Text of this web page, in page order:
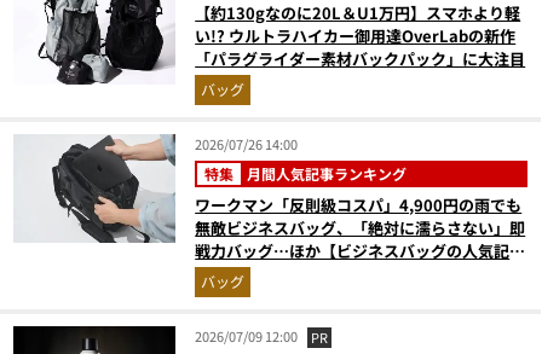
【約130gなのに20L＆U1万円】スマホより軽
い!? ウルトラハイカー御用達OverLabの新作
「パラグライダー素材バックパック」に大注目
バッグ
2026/07/26 14:00
特集 月間人気記事ランキング
ワークマン「反則級コスパ」4,900円の雨でも
無敵ビジネスバッグ、「絶対に濡らさない」即
戦力バッグ…ほか【ビジネスバッグの人気記事
ランキングベスト3】（2026年6月版）
バッグ
2026/07/09 12:00 PR